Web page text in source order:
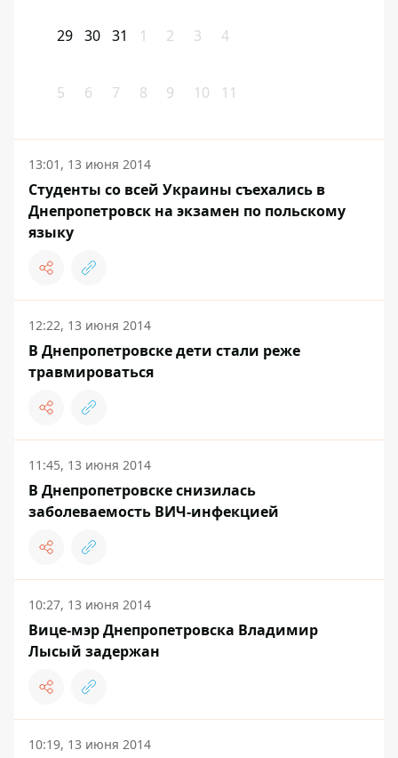
29 30 31 1 2 3 4
5 6 7 8 9 10 11
13:01, 13 июня 2014
Студенты со всей Украины съехались в
Днепропетровск на экзамен по польскому
языку
12:22, 13 июня 2014
В Днепропетровске дети стали реже
травмироваться
11:45, 13 июня 2014
В Днепропетровске снизилась
заболеваемость ВИЧ-инфекцией
10:27, 13 июня 2014
Вице-мэр Днепропетровска Владимир
Лысый задержан
10:19, 13 июня 2014